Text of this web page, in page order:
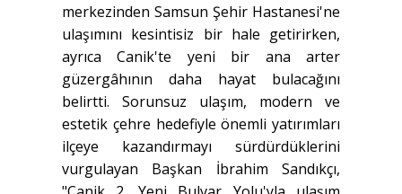
merkezinden Samsun Şehir Hastanesi'ne
ulaşımını kesintisiz bir hale getirirken,
ayrıca Canik'te yeni bir ana arter
güzergâhının daha hayat bulacağını
belirtti. Sorunsuz ulaşım, modern ve
estetik çehre hedefiyle önemli yatırımları
ilçeye kazandırmayı sürdürdüklerini
vurgulayan Başkan İbrahim Sandıkçı,